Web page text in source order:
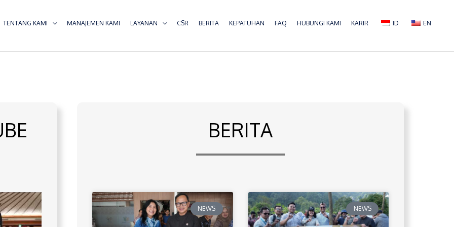
TENTANG KAMI MANAJEMEN KAMI LAYANAN CSR BERITA KEPATUHAN FAQ HUBUNGI KAMI KARIR ID EN
BERITA
NEWS NEWS